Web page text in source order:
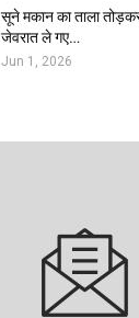
सूने मकान का ताला
जेवरात ले गए…
Jun 1, 2026